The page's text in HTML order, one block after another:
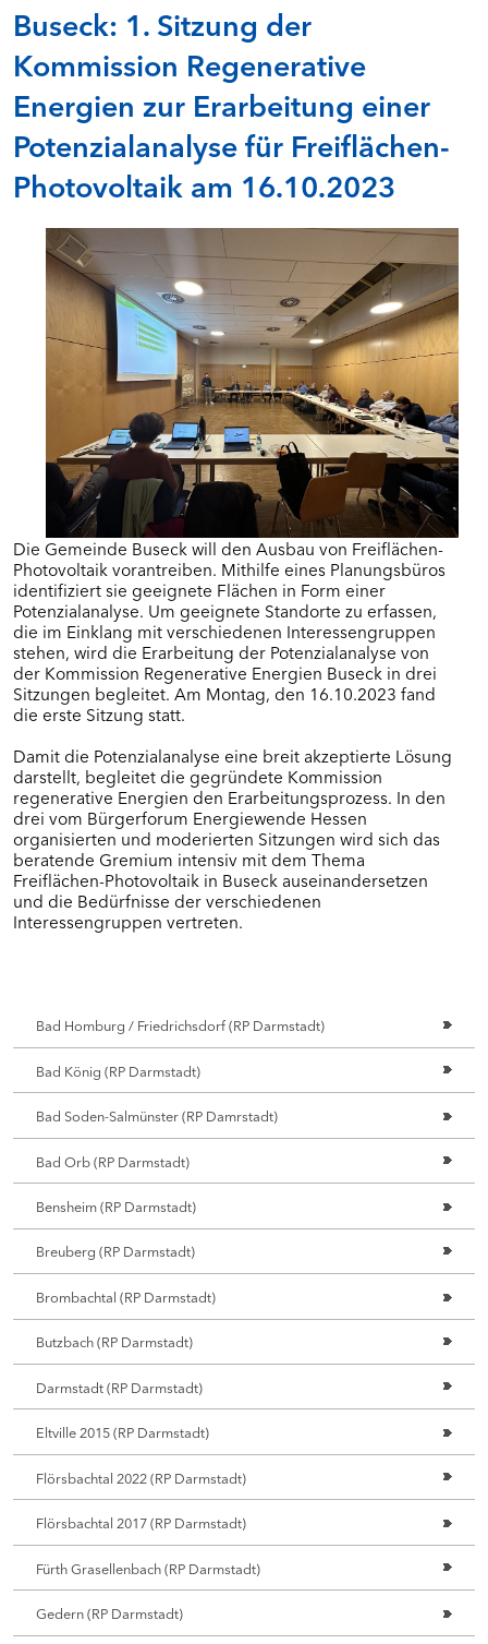
Buseck: 1. Sitzung der
Kommission Regenerative
Energien zur Erarbeitung einer
Potenzialanalyse für Freiflächen-
Photovoltaik am 16.10.2023
Die Gemeinde Buseck will den Ausbau von Freiflächen-
Photovoltaik vorantreiben. Mithilfe eines Planungsbüros
identifiziert sie geeignete Flächen in Form einer
Potenzialanalyse. Um geeignete Standorte zu erfassen,
die im Einklang mit verschiedenen Interessengruppen
stehen, wird die Erarbeitung der Potenzialanalyse von
der Kommission Regenerative Energien Buseck in drei
Sitzungen begleitet. Am Montag, den 16.10.2023 fand
die erste Sitzung statt.
Damit die Potenzialanalyse eine breit akzeptierte Lösung
darstellt, begleitet die gegründete Kommission
regenerative Energien den Erarbeitungsprozess. In den
drei vom Bürgerforum Energiewende Hessen
organisierten und moderierten Sitzungen wird sich das
beratende Gremium intensiv mit dem Thema
Freiflächen-Photovoltaik in Buseck auseinandersetzen
und die Bedürfnisse der verschiedenen
Interessengruppen vertreten.
Bad Homburg / Friedrichsdorf (RP Darmstadt)
Bad König (RP Darmstadt)
Bad Soden-Salmünster (RP Damrstadt)
Bad Orb (RP Darmstadt)
Bensheim (RP Darmstadt)
Breuberg (RP Darmstadt)
Brombachtal (RP Darmstadt)
Butzbach (RP Darmstadt)
Darmstadt (RP Darmstadt)
Eltville 2015 (RP Darmstadt)
Flörsbachtal 2022 (RP Darmstadt)
Flörsbachtal 2017 (RP Darmstadt)
Fürth Grasellenbach (RP Darmstadt)
Gedern (RP Darmstadt)